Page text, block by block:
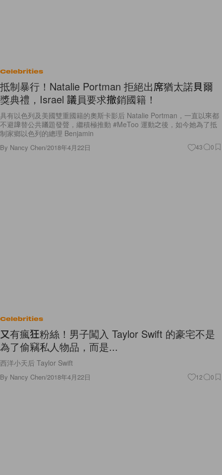
Celebrities
抵制暴行！Natalie Portman 拒絕出席猶太諾貝爾
獎典禮，Israel 議員要求撤銷國籍！
具有以色列及美國雙重國籍的奧斯卡影后 Natalie Portman，一直以來都
不避諱替公共議題發聲，繼積極推動 #MeToo 運動之後，如今她為了抵
制家鄉以色列的總理 Benjamin
By Nancy Chen/2018年4月22日 43 0
Celebrities
又有瘋狂粉絲！男子闖入 Taylor Swift 的豪宅不是
為了偷竊私人物品，而是...
西洋小天后 Taylor Swift
By Nancy Chen/2018年4月22日 12 0